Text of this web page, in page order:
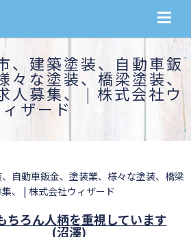
MENU
、建築塗装、自動車鈑
々な塗装、橋梁塗装、
人募集、 | 株式会社ウ
ィザード
自動車鈑金、塗装業、様々な塗装、橋梁
、 | 株式会社ウィザード
ちろん人柄を重視しています
(沼澤)